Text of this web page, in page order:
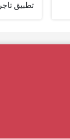
تطبيق تاجر